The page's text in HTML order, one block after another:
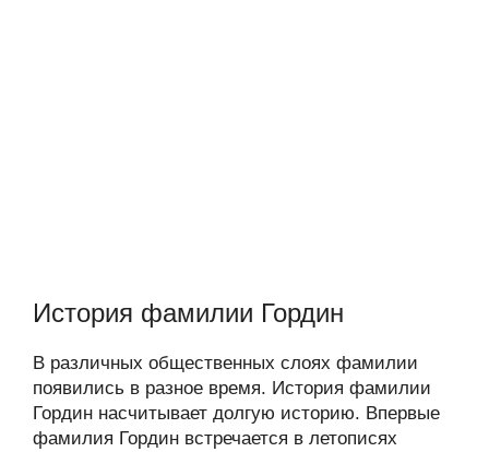
История фамилии Гордин
В различных общественных слоях фамилии
появились в разное время. История фамилии
Гордин насчитывает долгую историю. Впервые
фамилия Гордин встречается в летописях